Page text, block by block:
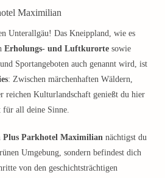
Maximilian
Unterallgäu! Das Kneippland, wie es
Erholungs- und Luftkurorte sowie
Sportangeboten auch genannt wird, ist
: Zwischen märchenhaften Wäldern,
reichen Kulturlandschaft genießt du hier
für all deine Sinne.
Plus Parkhotel Maximilian nächtigst du
Umgebung, sondern befindest dich
von den geschichtsträchtigen